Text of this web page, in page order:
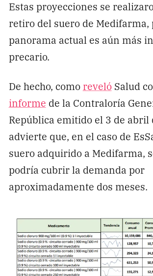
Estas proyecciones se
retiro del suero de Medifarma,
panorama actual es aún más
precario.
De hecho, como revelóSalud
informe de la Contraloría
República emitido el 3 de abril
advierte que, en el caso de
suero adquirido a Medifarma,
podría cubrir la demanda por
aproximadamente dos meses.